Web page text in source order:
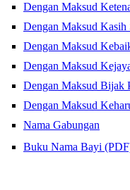
Dengan Maksud
Dengan Maksud Kasih
Dengan Maksud
Dengan Maksud
Dengan Maksud Bijak
Dengan Maksud
Nama Gabungan
Buku Nama Bayi